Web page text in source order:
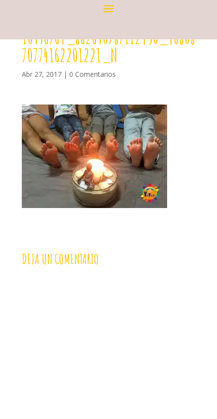
10996764_862690787112450_46808
70774162201221_N
Abr 27, 2017| 0 Comentarios
DEJA UN COMENTARIO